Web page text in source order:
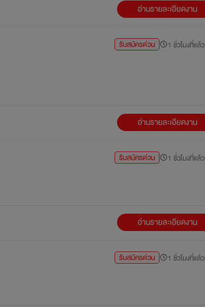
อ่านรายละเอียดงาน
รับสมัครด่วน 1 ชั่วโมงที่แล้ว
อ่านรายละเอียดงาน
รับสมัครด่วน 1 ชั่วโมงที่แล้ว
อ่านรายละเอียดงาน
รับสมัครด่วน 1 ชั่วโมงที่แล้ว